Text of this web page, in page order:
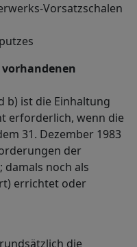
Vorsatzschalen
b) ist die Einhaltung
erforderlich, wenn die
31. Dezember 1983
der
noch als
errichtet oder
die